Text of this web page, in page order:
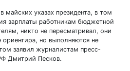
майских указах президента, в том
зарплаты работникам бюджетной
никто не пересматривал, они
ориентира, но выполняются не
заявил журналистам пресс-
Дмитрий Песков.